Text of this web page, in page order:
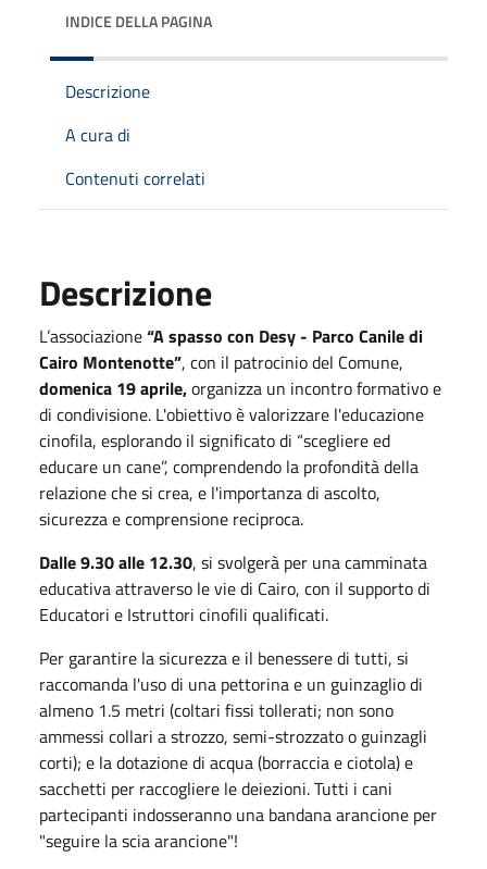
INDICE DELLA PAGINA
Descrizione
A cura di
Contenuti correlati
Descrizione
L’associazione“A spasso con Desy - Parco Canile di
Cairo Montenotte”, con il patrocinio del Comune,
domenica 19 aprile,organizza un incontro formativo e
di condivisione. L'obiettivo è valorizzare l'educazione
cinofila, esplorando il significato di “scegliere ed
educare un cane”, comprendendo la profondità della
relazione che si crea, e l'importanza di ascolto,
sicurezza e comprensione reciproca.
Dalle 9.30 alle 12.30, si svolgerà per una camminata
educativa attraverso le vie di Cairo, con il supporto di
Educatori e Istruttori cinofili qualificati.
Per garantire la sicurezza e il benessere di tutti, si
raccomanda l'uso di una pettorina e un guinzaglio di
almeno 1.5 metri (coltari fissi tollerati; non sono
ammessi collari a strozzo, semi-strozzato o guinzagli
corti); e la dotazione di acqua (borraccia e ciotola) e
sacchetti per raccogliere le deiezioni. Tutti i cani
partecipanti indosseranno una bandana arancione per
"seguire la scia arancione"!